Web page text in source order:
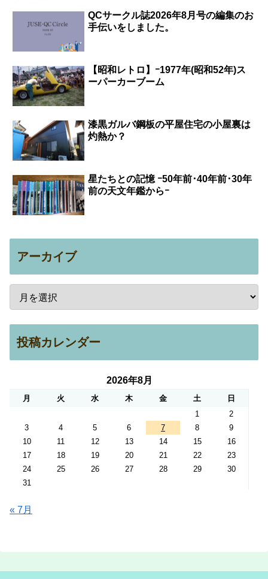
QCサークル誌2026年8月号の編集のお
手伝いをしました。
【昭和レトロ】ｰ1977年(昭和52年)ス
ーパーカーブーム
漆黒ガルバ鋼板の平屋住宅の小屋裏は
灼熱か？
星たちとの記憶 ｰ50年前･40年前･30年
前の天文年鑑からｰ
アーカイブ
投稿カレンダー
2026年8月
月 火 水 木 金 土
日
1
2
3
4 5 6 7 8
9
10
11 12 13 14 15
16
17
18 19 20 21 22
23
24
25 26 27 28 29
30
31
« 7月